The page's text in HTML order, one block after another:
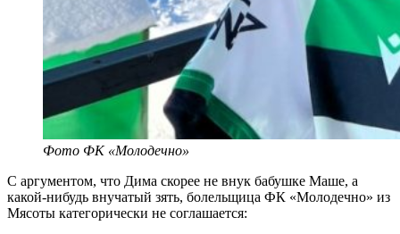
Фото ФК «Молодечно»
С аргументом, что Дима скорее не внук бабушке Маше, а
какой-нибудь внучатый зять, болельщица ФК «Молодечно» из
Мясоты категорически не соглашается: